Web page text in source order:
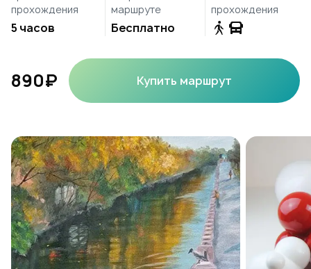
прохождения
5 часов
маршруте
Бесплатно
прохождения
890₽ Купить маршрут